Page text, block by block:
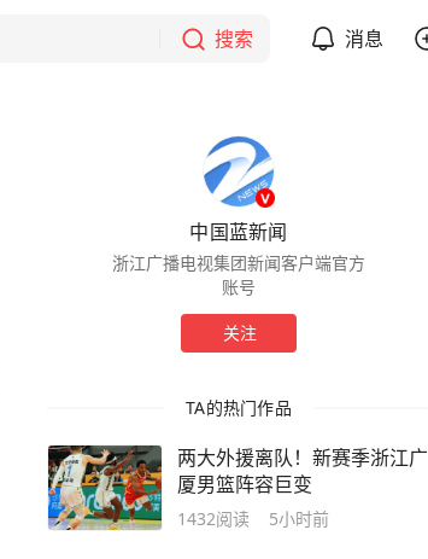
搜索 消息
中国蓝新闻
浙江广播电视集团新闻客户端官方
账号
关注
TA的热门作品
两大外援离队！新赛季浙江广
厦男篮阵容巨变
1432阅读 5小时前